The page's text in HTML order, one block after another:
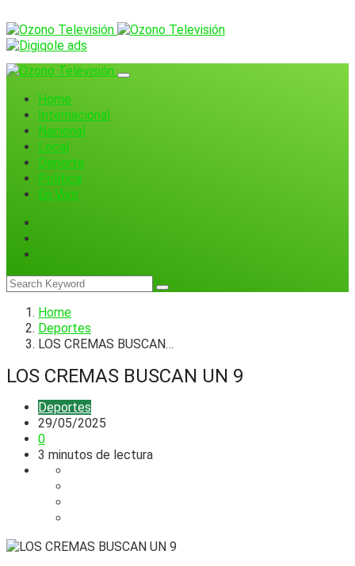
Home
Internacional
Nacional
Local
Deporte
Política
En Vivo
Home
Deportes
LOS CREMAS BUSCAN…
LOS CREMAS BUSCAN UN 9
Deportes
29/05/2025
0
3 minutos de lectura